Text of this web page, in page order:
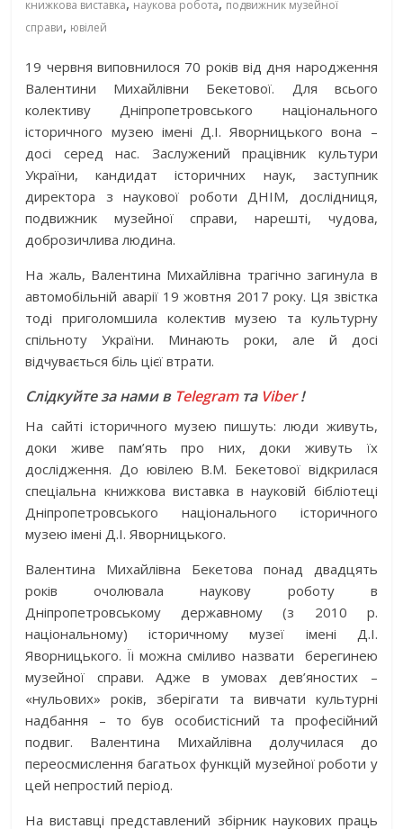
книжкова виставка, наукова робота, подвижник музейної
справи, ювілей
19 червня виповнилося 70 років від дня народження
Валентини Михайлівни Бекетової. Для всього
колективу Дніпропетровського національного
історичного музею імені Д.І. Яворницького вона –
досі серед нас. Заслужений працівник культури
України, кандидат історичних наук, заступник
директора з наукової роботи ДНІМ, дослідниця,
подвижник музейної справи, нарешті, чудова,
доброзичлива людина.
На жаль, Валентина Михайлівна трагічно загинула в
автомобільній аварії 19 жовтня 2017 року. Ця звістка
тоді приголомшила колектив музею та культурну
спільноту України. Минають роки, але й досі
відчувається біль цієї втрати.
Слідкуйте за нами в Telegramта Viber!
На сайті історичного музею пишуть: люди живуть,
доки живе пам’ять про них, доки живуть їх
дослідження. До ювілею В.М. Бекетової відкрилася
спеціальна книжкова виставка в науковій бібліотеці
Дніпропетровського національного історичного
музею імені Д.І. Яворницького.
Валентина Михайлівна Бекетова понад двадцять
років очолювала наукову роботу в
Дніпропетровському державному (з 2010 р.
національному) історичному музеї імені Д.І.
Яворницького. Їі можна сміливо назвати берегинею
музейної справи. Адже в умовах дев’яностих –
«нульових» років, зберігати та вивчати культурні
надбання – то був особистісний та професійний
подвиг. Валентина Михайлівна долучилася до
переосмислення багатьох функцій музейної роботи у
цей непростий період.
На виставці представлений збірник наукових праць